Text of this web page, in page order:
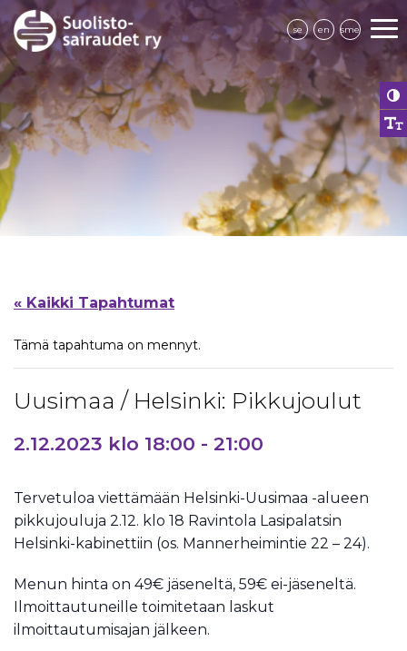
se en sme
« Kaikki Tapahtumat
Tämä tapahtuma on mennyt.
Uusimaa / Helsinki: Pikkujoulut
2.12.2023 klo 18:00 - 21:00
Tervetuloa viettämään Helsinki-Uusimaa -alueen
pikkujouluja 2.12. klo 18 Ravintola Lasipalatsin
Helsinki-kabinettiin (os. Mannerheimintie 22 – 24).
Menun hinta on 49€ jäseneltä, 59€ ei-jäseneltä.
Ilmoittautuneille toimitetaan laskut
ilmoittautumisajan jälkeen.